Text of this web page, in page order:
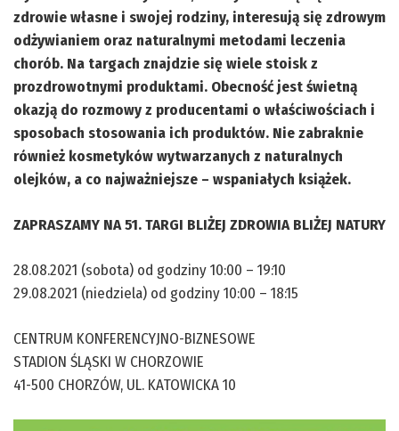
zdrowie własne i swojej rodziny, interesują się zdrowym
odżywianiem oraz naturalnymi metodami leczenia
chorób. Na targach znajdzie się wiele stoisk z
prozdrowotnymi produktami. Obecność jest świetną
okazją do rozmowy z producentami o właściwościach i
sposobach stosowania ich produktów. Nie zabraknie
również kosmetyków wytwarzanych z naturalnych
olejków, a co najważniejsze – wspaniałych książek.
ZAPRASZAMY NA 51. TARGI BLIŻEJ ZDROWIA BLIŻEJ NATURY
28.08.2021 (sobota) od godziny 10:00 – 19:10
29.08.2021 (niedziela) od godziny 10:00 – 18:15
CENTRUM KONFERENCYJNO-BIZNESOWE
STADION ŚLĄSKI W CHORZOWIE
41-500 CHORZÓW, UL. KATOWICKA 10